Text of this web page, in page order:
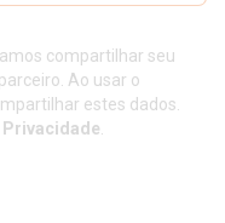
compartilhar seu
Ao usar o
estes dados.